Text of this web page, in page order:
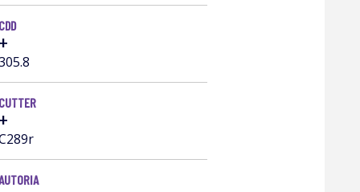
CDD
+
CUTTER
+